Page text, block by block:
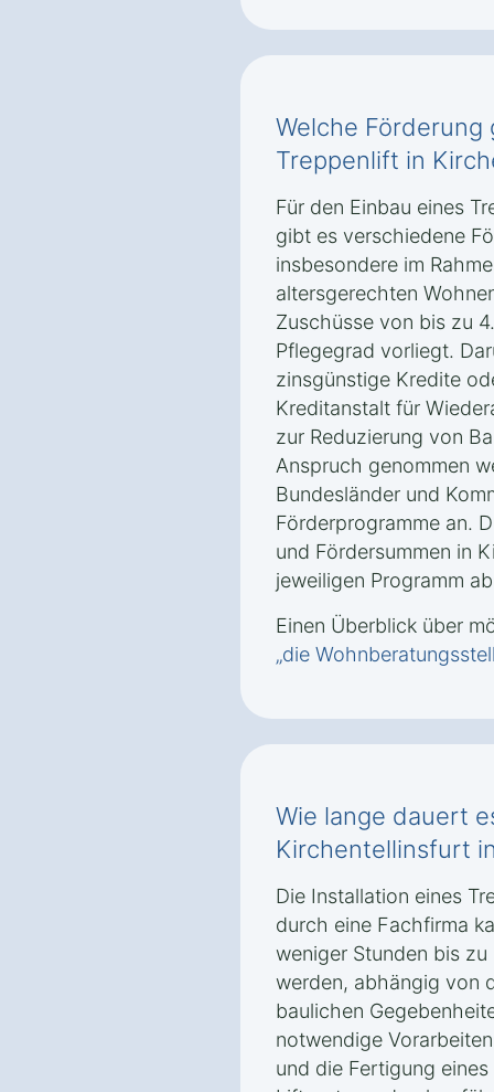
Welche
Treppenlift in
Für den Einbau eines
gibt es verschiedene
insbesondere im
altersgerechten
Zuschüsse von bis zu
Pflegegrad vorliegt.
zinsgünstige Kredite
Kreditanstalt für
zur Reduzierung von
Anspruch genommen
Bundesländer und
Förderprogramme an.
und Fördersummen in
jeweiligen Programm
Einen Überblick über
„die
Wie lange dauert
Kirchentellinsfurt
Die Installation eines
durch eine Fachfirma
weniger Stunden bis
werden, abhängig von
baulichen
notwendige
und die Fertigung